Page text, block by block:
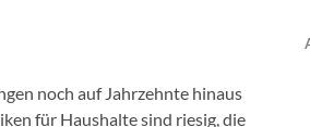
noch auf Jahrzehnte hinaus
für Haushalte sind riesig, die